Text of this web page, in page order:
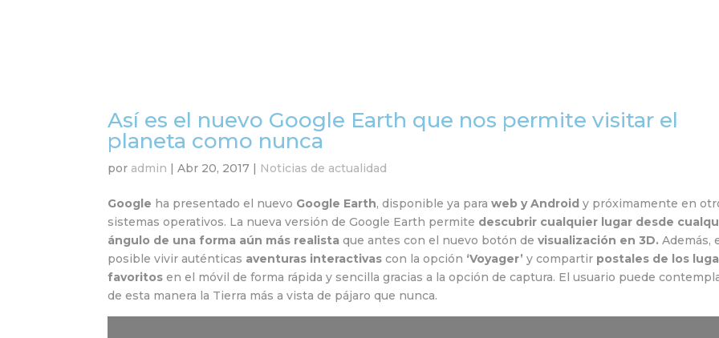
Así es el nuevo Google Earth que nos permite visitar el
planeta como nunca
por admin |Abr 20, 2017 | Noticias de actualidad
Google ha presentado el nuevo Google Earth, disponible ya paraweb y Android y próximamente en
sistemas operativos. La nueva versión de Google Earth permite descubrir cualquier lugar desde
ángulo de una forma aún más realista que antes con el nuevo botón devisualización en 3D.Además,
posible vivir auténticas aventuras interactivas con la opción ‘Voyager’ y compartir postales de los
favoritos en el móvil de forma rápida y sencilla gracias a la opción de captura. El usuario puede
de esta manera la Tierra más a vista de pájaro que nunca.